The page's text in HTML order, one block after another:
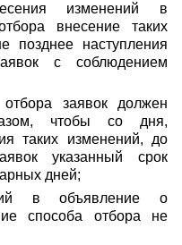
изменений в
внесение таких
позднее наступления
с соблюдением
заявок должен
чтобы со дня,
таких изменений, до
указанный срок
дней;
в объявление о
способа отбора не